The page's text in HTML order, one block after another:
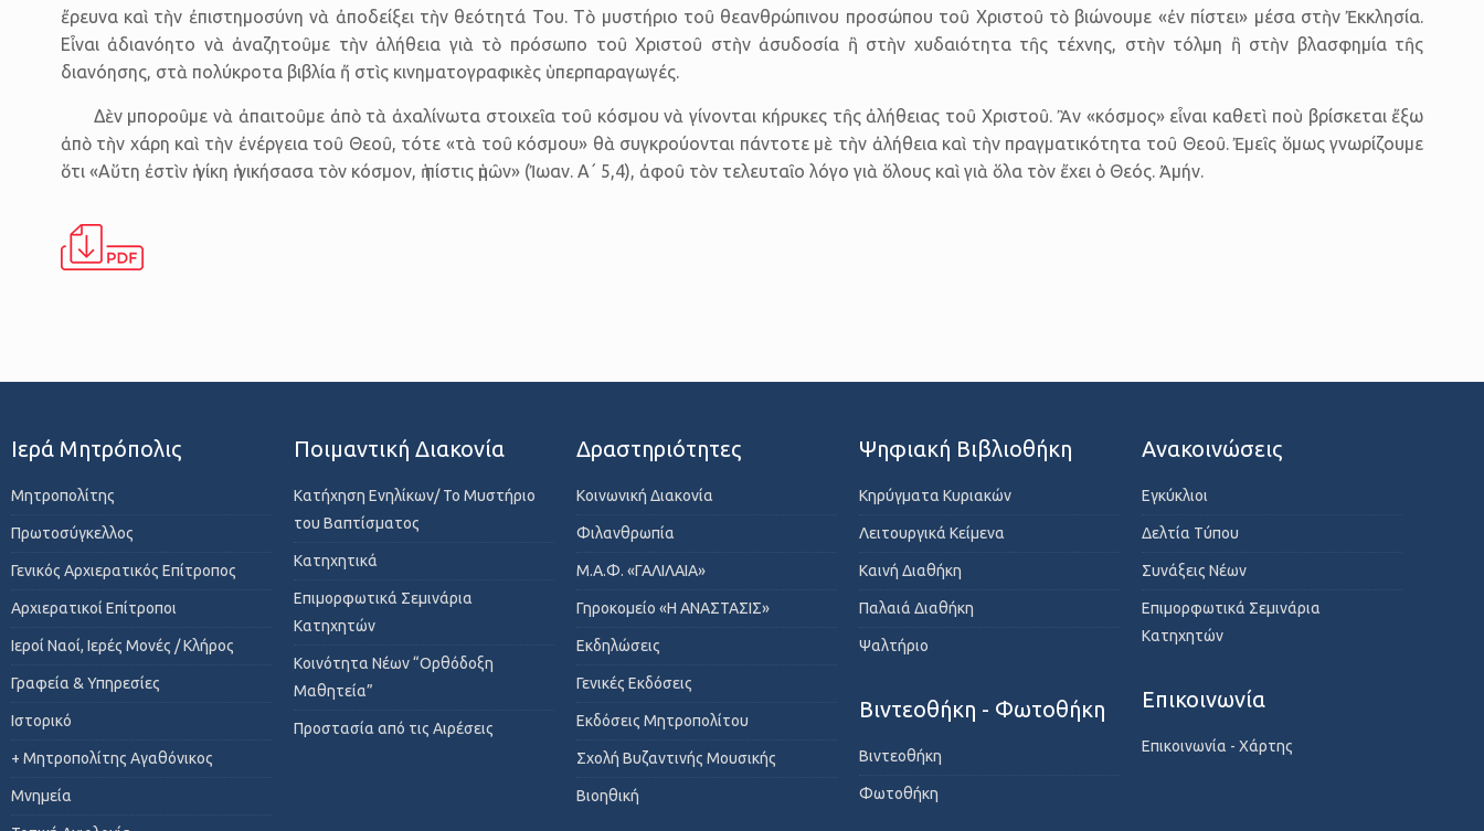
ἔρευνα καὶ τὴν ἐπιστημοσύνη νὰ ἀποδείξει τὴν θεότητά Του. Τὸ μυστήριο τοῦ θεανθρώπινου προσώπου τοῦ Χριστοῦ τὸ βιώνουμε «ἐν πίστει» μέσα στὴν Ἐκκλησία.
Εἶναι ἀδιανόητο νὰ ἀναζητοῦμε τὴν ἀλήθεια γιὰ τὸ πρόσωπο τοῦ Χριστοῦ στὴν ἀσυδοσία ἢ στὴν χυδαιότητα τῆς τέχνης, στὴν τόλμη ἢ στὴν βλασφημία τῆς
διανόησης, στὰ πολύκροτα βιβλία ἤ στὶς κινηματογραφικὲς ὑπερπαραγωγές.
Δὲν μποροῦμε νὰ ἀπαιτοῦμε ἀπὸ τὰ ἀχαλίνωτα στοιχεῖα τοῦ κόσμου νὰ γίνονται κήρυκες τῆς ἀλήθειας τοῦ Χριστοῦ. Ἂν «κόσμος» εἶναι καθετὶ ποὺ βρίσκεται ἔξω
ἀπὸ τὴν χάρη καὶ τὴν ἐνέργεια τοῦ Θεοῦ, τότε «τὰ τοῦ κόσμου» θὰ συγκρούονται πάντοτε μὲ τὴν ἀλήθεια καὶ τὴν πραγματικότητα τοῦ Θεοῦ. Ἐμεῖς ὅμως γνωρίζουμε
ὅτι «Αὕτη ἐστὶν ἡ νίκη ἡ νικήσασα τὸν κόσμον, ἡ πίστις ἡμῶν» (Ἰωαν. Α΄ 5,4), ἀφοῦ τὸν τελευταῖο λόγο γιὰ ὅλους καὶ γιὰ ὅλα τὸν ἔχει ὁ Θεός. Ἀμήν.
Ιερά Μητρόπολις
Μητροπολίτης
Πρωτοσύγκελλος
Γενικός Αρχιερατικός Επίτροπος
Αρχιερατικοί Επίτροποι
Ιεροί Ναοί, Ιερές Μονές / Κλήρος
Γραφεία & Υπηρεσίες
Ιστορικό
+ Μητροπολίτης Αγαθόνικος
Μνημεία
Ποιμαντική Διακονία
Κατήχηση Ενηλίκων/ Το Μυστήριο
του Βαπτίσματος
Κατηχητικά
Επιμορφωτικά Σεμινάρια
Κατηχητών
Κοινότητα Νέων “Ορθόδοξη
Μαθητεία”
Προστασία από τις Αιρέσεις
Δραστηριότητες
Κοινωνική Διακονία
Φιλανθρωπία
Μ.Α.Φ. «ΓΑΛΙΛΑΙΑ»
Γηροκομείο «Η ΑΝΑΣΤΑΣΙΣ»
Εκδηλώσεις
Γενικές Εκδόσεις
Εκδόσεις Μητροπολίτου
Σχολή Βυζαντινής Μουσικής
Βιοηθική
Ψηφιακή Βιβλιοθήκη
Κηρύγματα Κυριακών
Λειτουργικά Κείμενα
Καινή Διαθήκη
Παλαιά Διαθήκη
Ψαλτήριο
Βιντεοθήκη - Φωτοθήκη
Βιντεοθήκη
Φωτοθήκη
Ανακοινώσεις
Εγκύκλιοι
Δελτία Τύπου
Συνάξεις Νέων
Επιμορφωτικά Σεμινάρια
Κατηχητών
Επικοινωνία
Επικοινωνία - Χάρτης